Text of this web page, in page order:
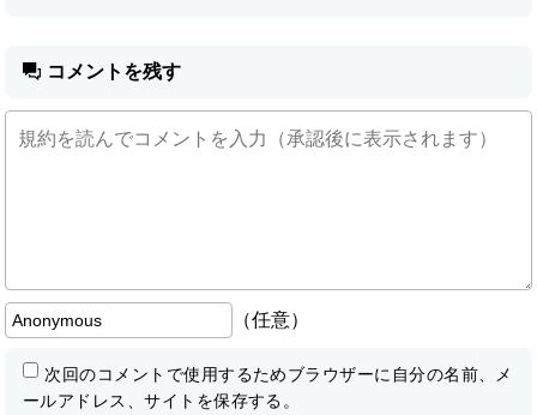
コメントを残す
（任意）
次回のコメントで使用するためブラウザーに自分の名前、メ
ールアドレス、サイトを保存する。